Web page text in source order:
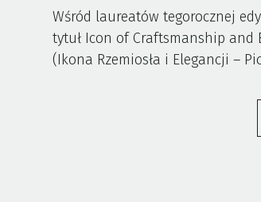
Wśród laureatów tegorocznej
tytuł Icon of Craftsmanship and
(Ikona Rzemiosła i Elegancji –